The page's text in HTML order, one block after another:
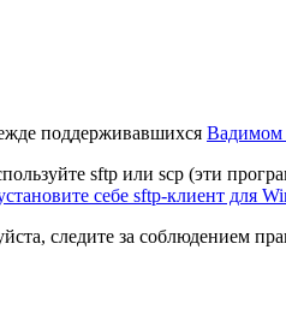
поддерживавшихся
sftp или scp (эти
себе sftp-клиент для
следите за соблюдением